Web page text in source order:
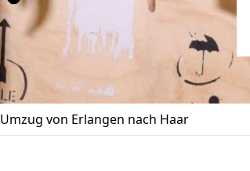
Umzug von Erlangen nach Haar